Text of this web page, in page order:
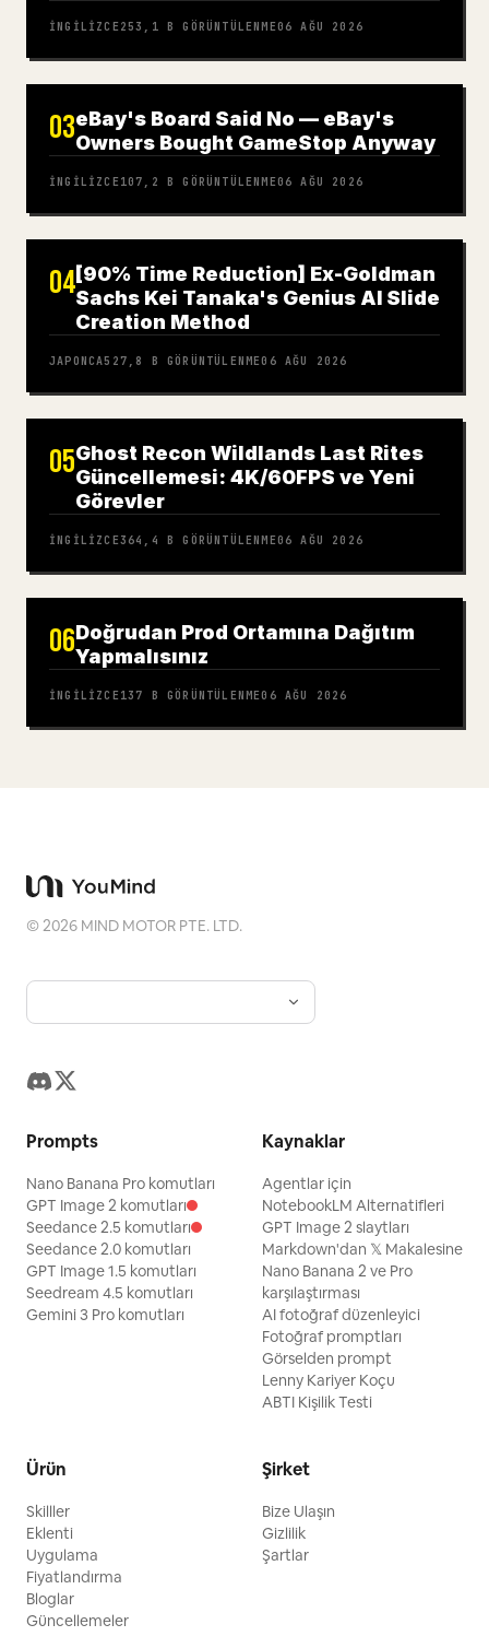
İNGILIZCE 253,1 B GÖRÜNTÜLENME06 AĞU 2026
03eBay's Board Said No — eBay's
Owners Bought GameStop Anyway
İNGILIZCE 107,2 B GÖRÜNTÜLENME06 AĞU 2026
04[90% Time Reduction] Ex-Goldman
Sachs Kei Tanaka's Genius AI Slide
Creation Method
JAPONCA527,8 B GÖRÜNTÜLENME06 AĞU 2026
05Ghost Recon Wildlands Last Rites
Güncellemesi: 4K/60FPS ve Yeni
Görevler
İNGILIZCE364,4 B GÖRÜNTÜLENME06 AĞU 2026
06Doğrudan Prod Ortamına Dağıtım
Yapmalısınız
İNGILIZCE 137 B GÖRÜNTÜLENME06 AĞU 2026
©2026 MIND MOTOR PTE. LTD.
Prompts
Nano Banana Pro komutları
GPT Image 2 komutları
Seedance 2.5 komutları
Seedance 2.0 komutları
GPT Image 1.5 komutları
Seedream 4.5 komutları
Gemini 3 Pro komutları
Kaynaklar
Agentlar için
NotebookLM Alternatifleri
GPT Image 2 slaytları
Markdown'dan 𝕏 Makalesine
Nano Banana 2 ve Pro
karşılaştırması
AI fotoğraf düzenleyici
Fotoğraf promptları
Görselden prompt
Lenny Kariyer Koçu
ABTI Kişilik Testi
Ürün
Skilller
Eklenti
Uygulama
Fiyatlandırma
Bloglar
Güncellemeler
Şirket
Bize Ulaşın
Gizlilik
Şartlar